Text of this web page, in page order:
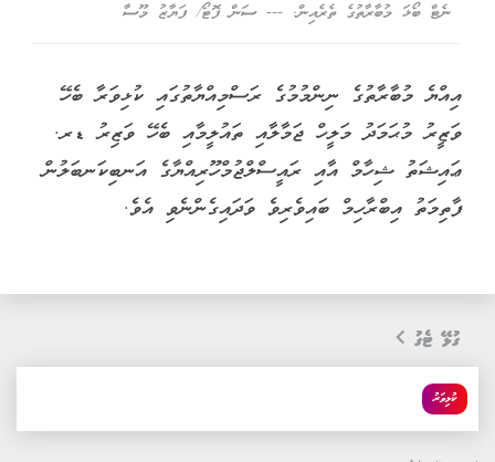
ނެޓް ބޯޅަ މުބާރާތުގެ ތެރެއިން. --- ސަން ފޮޓޯ/ ފަޔާޒު މޫސާ
އިއްޔެ މުބާރާތުގެ ނިންމުމުގެ ރަސްމިއްޔާތުގައި ކުޅިވަރާ ބެހޭ
ވަޒީރު މުޙަމަދު މަލީހް ޖަމާލާއި ތައުލީމާއި ބެހޭ ވަޒިރު ޑރ.
ޢައިޝަތު ޝިހާމް އާއި ރައީސްލްޖުމްހޫރިއްޔާގެ އަނބިކަނބަލުން
ފާތިމަތު އިބްރާހިމް ބައިވެރިވެ ވަދައިގެންނެވި އެވެ.
ގުޅޭ ޓެގު
ކުޅިވަރު